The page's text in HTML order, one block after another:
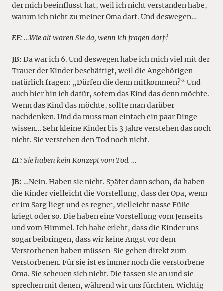
der mich beeinflusst hat, weil ich nicht verstanden habe,
warum ich nicht zu meiner Oma darf. Und deswegen…
EF: …Wie alt waren Sie da, wenn ich fragen darf?
JB: Da war ich 6. Und deswegen habe ich mich viel mit der
Trauer der Kinder beschäftigt, weil die Angehörigen
natürlich fragen: „Dürfen die denn mitkommen?“ Und
auch hier bin ich dafür, sofern das Kind das denn möchte.
Wenn das Kind das möchte, sollte man darüber
nachdenken. Und da muss man einfach ein paar Dinge
wissen… Sehr kleine Kinder bis 3 Jahre verstehen das noch
nicht. Sie verstehen den Tod noch nicht.
EF: Sie haben kein Konzept vom Tod. …
JB: …Nein. Haben sie nicht. Später dann schon, da haben
die Kinder vielleicht die Vorstellung, dass der Opa, wenn
er im Sarg liegt und es regnet, vielleicht nasse Füße
kriegt oder so. Die haben eine Vorstellung vom Jenseits
und vom Himmel. Ich habe erlebt, dass die Kinder uns
sogar beibringen, dass wir keine Angst vor dem
Verstorbenen haben müssen. Sie gehen direkt zum
Verstorbenen. Für sie ist es immer noch die verstorbene
Oma. Sie scheuen sich nicht. Die fassen sie an und sie
sprechen mit denen, während wir uns fürchten. Wichtig